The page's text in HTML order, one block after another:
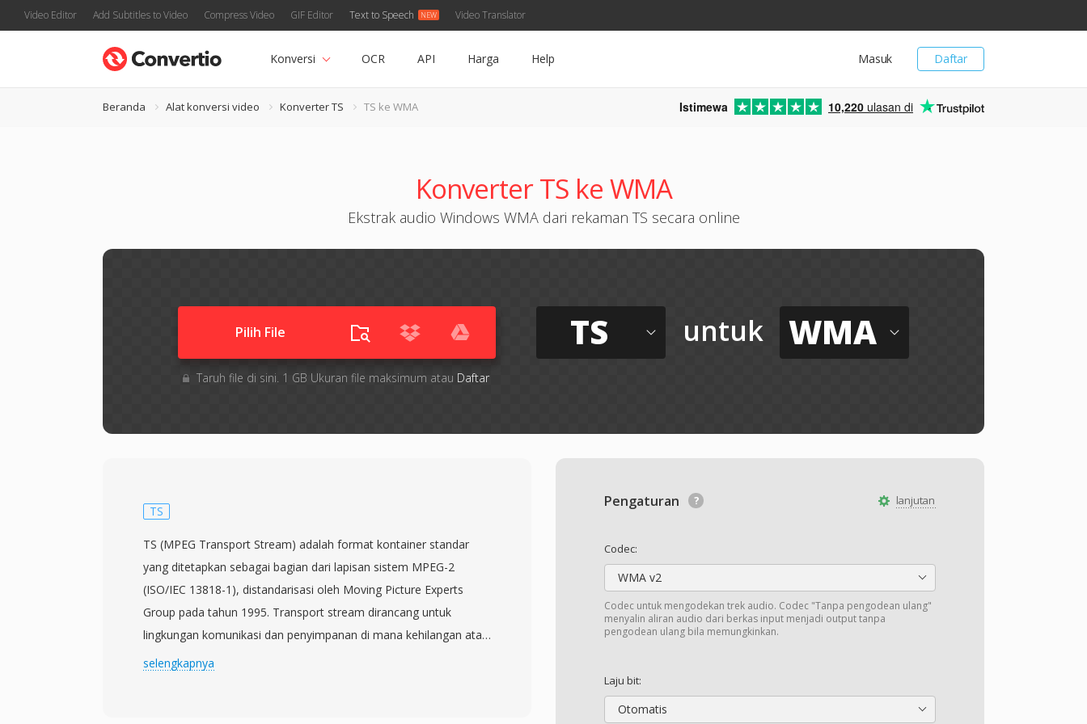
Video Editor Add Subtitles to Video Compress Video GIF Editor Text to Speech Video Translator
Daftar
Masuk
Konversi OCR API Harga Help
Beranda Alat konversi video Konverter TS TS ke WMA Istimewa 10,220 ulasan di
Konverter TS ke WMA
Ekstrak audio Windows WMA dari rekaman TS secara online
Pilih File
Taruh file di sini. 1 GB Ukuran file maksimum atau Daftar
TS untuk WMA
lanjutan
Pengaturan
Codec:
WMA v2
Codec untuk mengodekan trek audio. Codec "Tanpa pengodean ulang"
menyalin aliran audio dari berkas input menjadi output tanpa
pengodean ulang bila memungkinkan.
Laju bit:
Otomatis
TS
TS (MPEG Transport Stream) adalah format kontainer standar
yang ditetapkan sebagai bagian dari lapisan sistem MPEG-2
(ISO/IEC 13818-1), distandarisasi oleh Moving Picture Experts
Group pada tahun 1995. Transport stream dirancang untuk
lingkungan komunikasi dan penyimpanan di mana kehilangan atau
kerusakan data mungkin terjadi, seperti televisi siaran, transmisi
selengkapnya